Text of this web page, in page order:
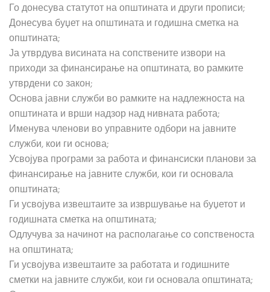
Го донесува статутот на општината и други прописи;
Донесува буџет на општината и годишна сметка на
општината;
Ја утврдува висината на сопствените извори на
приходи за финансирање на општината, во рамките
утврдени со закон;
Основа јавни служби во рамките на надлежноста на
општината и врши надзор над нивната работа;
Именува членови во управните одбори на јавните
служби, кои ги основа;
Усвојува програми за работа и финансиски планови за
финансирање на јавните служби, кои ги основала
општината;
Ги усвојува извештаите за извршување на буџетот и
годишната сметка на општината;
Одлучува за начинот на располагање со сопственоста
на општината;
Ги усвојува извештаите за работата и годишните
сметки на јавните служби, кои ги основала општината;